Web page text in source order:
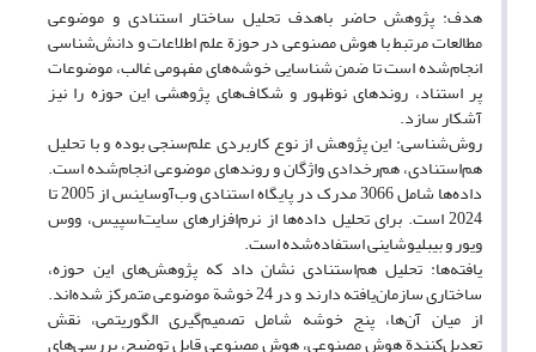
هدف: پژوهش حاضر باهدف تحلیل ساختار استنادی و موضوعی
مطالعات مرتبط با هوش مصنوعی در حوزة علم اطلاعات و دانش‌شناسی
انجام‌شده است تا ضمن شناسایی خوشه‌های مفهومی غالب، موضوعات
پر استناد، روندهای نوظهور و شکاف‌های پژوهشی این حوزه را نیز
آشکار سازد.
روش‌شناسی: این پژوهش از نوع کاربردی علم‌سنجی بوده و با تحلیل
هم‌استنادی، هم‌رخدادی واژگان و روندهای موضوعی انجام‌شده است.
داده‌ها شامل 3066 مدرک در پایگاه استنادی وب‌آوساینس از 2005 تا
2024 است. برای تحلیل داده‌ها از نرم‌افزارهای سایت‌اسپیس، ووس
ویور و بیبلیوشاینی استفاده‌شده است.
یافته‌ها: تحلیل هم‌استنادی نشان داد که پژوهش‌های این حوزه،
ساختاری سازمان‌یافته دارند و در 24 خوشة موضوعی متمرکز شده‌اند.
از میان آن‌ها، پنج خوشه شامل تصمیم‌گیری الگوریتمی، نقش
تعدیل‌کنندة هوش مصنوعی، هوش مصنوعی قابل توضیح، بررسی‌های